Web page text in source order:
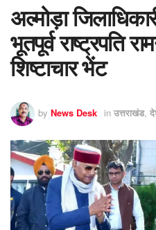
अल्मोड़ा
भूतपूर्व राष्ट्रपति
शिष्टाचार भेंट
by News Desk in उत्तराखंड,